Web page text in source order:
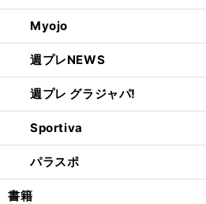
Myojo
週プレNEWS
週プレ グラジャパ!
Sportiva
パラスポ
書籍